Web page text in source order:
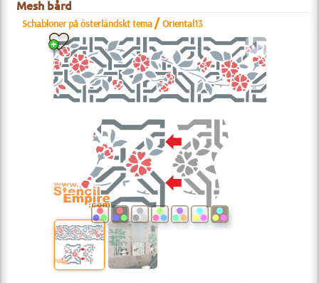
Mesh bård
Schabloner på österländskt tema/Oriental13
a